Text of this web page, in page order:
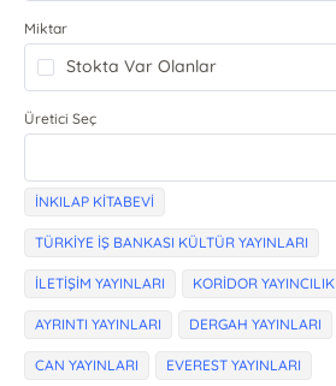
Miktar
Stokta Var Olanlar
Üretici Seç
İNKILAP KİTABEVİ
TÜRKİYE İŞ BANKASI KÜLTÜR YAYINLARI
İLETİŞİM YAYINLARI KORİDOR YAYINCILIK
AYRINTI YAYINLARI DERGAH YAYINLARI
CAN YAYINLARI EVEREST YAYINLARI